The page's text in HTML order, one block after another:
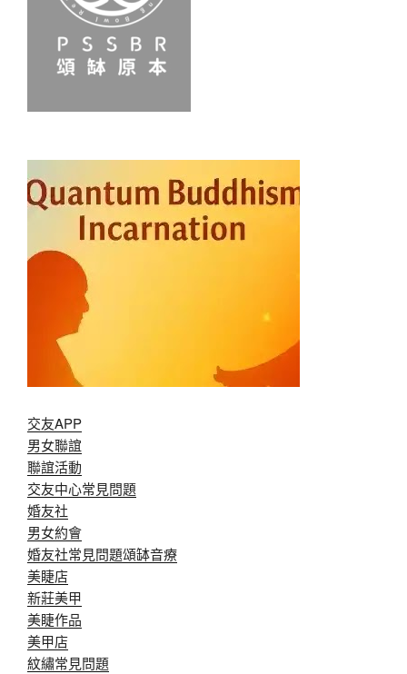
交友APP
男女聯誼
聯誼活動
交友中心常見問題
婚友社
男女約會
婚友社常見問題頌缽音療
美睫店
新莊美甲
美睫作品
美甲店
紋繡常見問題